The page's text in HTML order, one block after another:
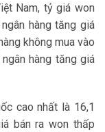
Nam, tỷ giá won
hàng tăng giá
không mua vào
hàng tăng giá
cao nhất là 16,1
bán ra won thấp